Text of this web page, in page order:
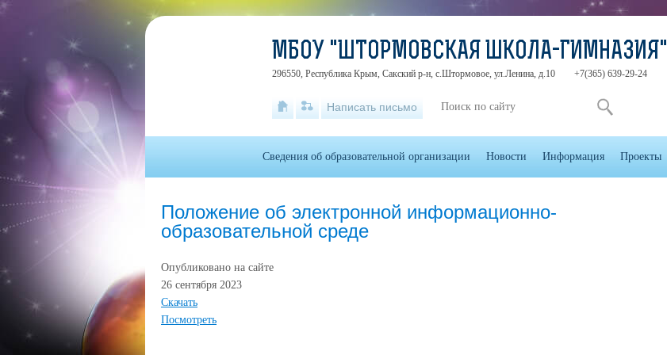
Положение об электронной информационно-
образовательной среде
Опубликовано на сайте
26 сентября 2023
Скачать
Посмотреть
МБОУ "ШТОРМОВСКАЯ ШКОЛА-ГИМНАЗИЯ"
296550, Республика Крым, Сакский р-н, с.Штормовое, ул.Ленина, д.10 +7(365) 639-29-24
Написать письмо
Сведения об образовательной организации Новости Информация Проекты